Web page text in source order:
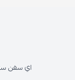
اي سفن